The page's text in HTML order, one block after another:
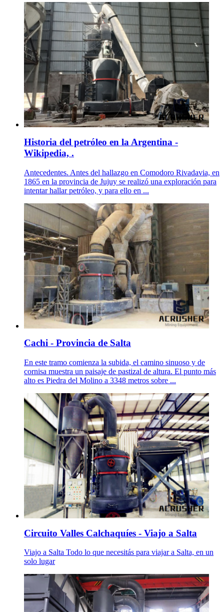
Historia del petróleo en la Argentina -
Wikipedia, .
Antecedentes. Antes del hallazgo en Comodoro Rivadavia, en
1865 en la provincia de Jujuy se realizó una exploración para
intentar hallar petróleo, y para ello en ...
Cachi - Provincia de Salta
En este tramo comienza la subida, el camino sinuoso y de
cornisa muestra un paisaje de pastizal de altura. El punto más
alto es Piedra del Molino a 3348 metros sobre ...
Circuito Valles Calchaquíes - Viajo a Salta
Viajo a Salta Todo lo que necesitás para viajar a Salta, en un
solo lugar